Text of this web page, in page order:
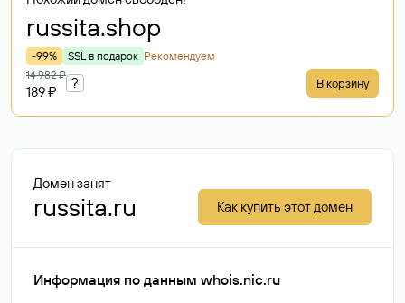
russita.shop
-99% SSL в подарок Рекомендуем
14 982 ₽
189 ₽
? В корзину
Домен занят
russita.ru Как купить этот домен
Информация по данным whois.nic.ru